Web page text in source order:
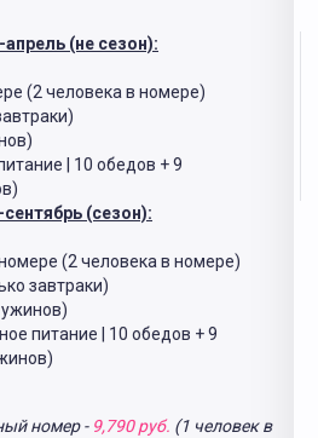
(не сезон):
(2 человека в номере)
| 10 обедов + 9
(сезон):
(2 человека в номере)
завтраки)
питание | 10 обедов + 9
номер - 9,790 руб. (1 человек в